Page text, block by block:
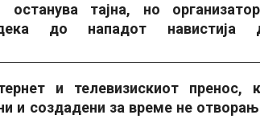
тајна, но
до нападот навистија
и телевизискиот пренос,
и создадени за време не